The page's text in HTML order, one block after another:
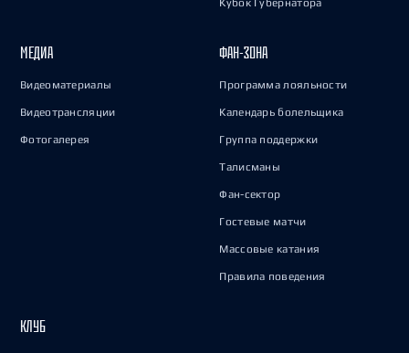
Кубок Губернатора
МЕДИА
Видеоматериалы
Видеотрансляции
Фотогалерея
ФАН-ЗОНА
Программа лояльности
Календарь болельщика
Группа поддержки
Талисманы
Фан-сектор
Гостевые матчи
Массовые катания
Правила поведения
КЛУБ